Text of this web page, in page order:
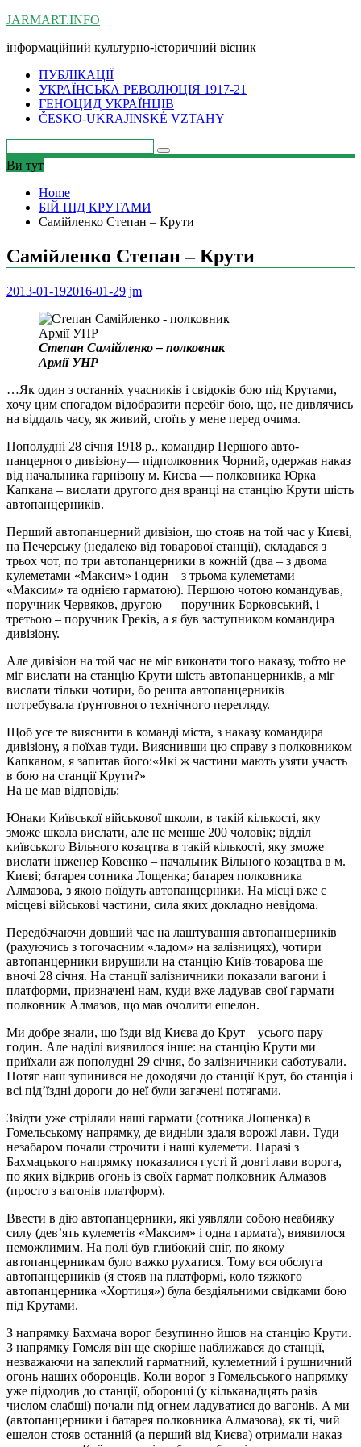
Skip
content
JARMART.INFO
інформаційний культурно-історичний вісник
ПУБЛІКАЦІЇ
УКРАЇНСЬКА РЕВОЛЮЦІЯ 1917-21
ГЕНОЦИД УКРАЇНЦІВ
ČESKO-UKRAJINSKÉ VZTAHY
Ви тут
Home
БІЙ ПІД КРУТАМИ
Самійленко Степан – Крути
Самійленко Степан – Крути
2013-01-192016-01-29 jm
Степан Самійленко – полковник
Армії УНР
…Як один з останніх учасників і свідоків бою під Крутами,
хочу цим спогадом відобразити перебіг бою, що, не дивлячись
на віддаль часу, як живий, стоїть у мене перед очима.
Пополудні 28 січня 1918 р., командир Першого авто-
панцерного дивізіону— підполковник Чорний, одержав наказ
від начальника гарнізону м. Києва — полковника Юрка
Капкана – вислати другого дня вранці на станцію Крути шість
автопанцерників.
Перший автопанцерний дивізіон, що стояв на той час у Києві,
на Печерську (недалеко від товарової станції), складався з
трьох чот, по три автопанцерники в кожній (два – з двома
кулеметами «Максим» і один – з трьома кулеметами
«Максим» та однією гарматою). Першою чотою командував,
поручник Червяков, другою — поручник Борковський, і
третьою – поручник Греків, а я був заступником командира
дивізіону.
Але дивізіон на той час не міг виконати того наказу, тобто не
міг вислати на станцію Крути шість автопанцерників, а міг
вислати тільки чотири, бо решта автопанцерників
потребувала ґрунтовного технічного перегляду.
Щоб усе те вияснити в команді міста, з наказу командира
дивізіону, я поїхав туди. Вияснивши цю справу з полковником
Капканом, я запитав його:«Які ж частини мають узяти участь
в бою на станції Крути?»
На це мав відповідь:
Юнаки Київської військової школи, в такій кількості, яку
зможе школа вислати, але не менше 200 чоловік; відділ
київського Вільного козацтва в такій кількості, яку зможе
вислати інженер Ковенко – начальник Вільного козацтва в м.
Києві; батарея сотника Лощенка; батарея полковника
Алмазова, з якою поїдуть автопанцерники. На місці вже є
місцеві військові частини, сила яких докладно невідома.
Передбачаючи довший час на лаштування автопанцерників
(рахуючись з тогочасним «ладом» на залізницях), чотири
автопанцерники вирушили на станцію Київ-товарова ще
вночі 28 січня. На станції залізничники показали вагони і
платформи, призначені нам, куди вже ладував свої гармати
полковник Алмазов, що мав очолити ешелон.
Ми добре знали, що їзди від Києва до Крут – усього пару
годин. Але наділі виявилося інше: на станцію Крути ми
приїхали аж пополудні 29 січня, бо залізничники саботували.
Потяг наш зупинився не доходячи до станції Крут, бо станція і
всі під’їздні дороги до неї були загачені потягами.
Звідти уже стріляли наші гармати (сотника Лощенка) в
Гомельському напрямку, де видніли здаля ворожі лави. Туди
незабаром почали строчити і наші кулемети. Наразі з
Бахмацького напрямку показалися густі й довгі лави ворога,
по яких відкрив огонь із своїх гармат полковник Алмазов
(просто з вагонів платформ).
Ввести в дію автопанцерники, які уявляли собою неабияку
силу (дев’ять кулеметів «Максим» і одна гармата), виявилося
неможлимим. На полі був глибокий сніг, по якому
автопанцерникам було важко рухатися. Тому вся обслуга
автопанцерників (я стояв на платформі, коло тяжкого
автопанцерника «Хортиця») була бездіяльними свідками бою
під Крутами.
З напрямку Бахмача ворог безупинно йшов на станцію Крути.
З напрямку Гомеля він ще скоріше наближався до станції,
незважаючи на запеклий гарматний, кулеметний і рушничний
огонь наших оборонців. Коли ворог з Гомельського напрямку
уже підходив до станції, оборонці (у кільканадцять разів
числом слабші) почали під огнем ладуватися до вагонів. А ми
(автопанцерники і батарея полковника Алмазова), як ті, чий
ешелон стояв останній (а перший від Києва) отримали наказ